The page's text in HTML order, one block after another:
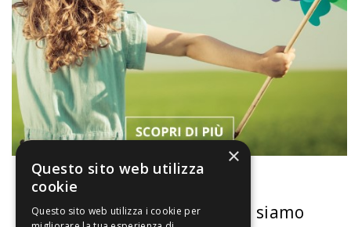
La nostra convenienza Chi siamo
×
Questo sito web utilizza
cookie
Questo sito web utilizza i cookie per